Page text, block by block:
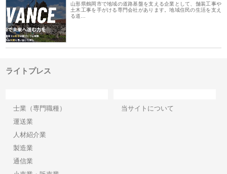
山形県鶴岡市で地域の道路基盤を支える企業として、舗装工事や
土木工事を手がける専門会社があります。地域住民の生活を支え
る道…
ライトプレス
士業（専門職種）
運送業
人材紹介業
製造業
通信業
当サイトについて